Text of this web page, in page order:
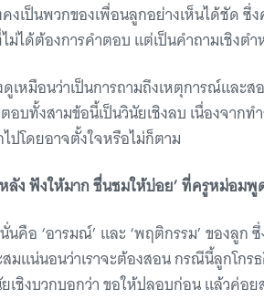
เป็นพวกของเพื่อนลูกอย่างเห็นได้ชัด ซึ่
ได้ต้องการคำตอบ แต่เป็นคำถามเชิงตำ
เหมือนว่าเป็นการถามถึงเหตุการณ์และ
บทั้งสามข้อนี้เป็นวินัยเชิงลบ เนื่องจากท
โดยอาจตั้งใจหรือไม่ก็ตาม
ง ฟังให้มาก ชื่นชมให้บ่อย’ ที่ครูหม่อมพู
คือ ‘อารมณ์’ และ ‘พฤติกรรม’ ของลูก
มแน่นอนว่าเราจะต้องสอน กรณีนี้ลูกโก
เชิงบวกบอกว่า ขอให้ปลอบก่อน แล้วค่อ